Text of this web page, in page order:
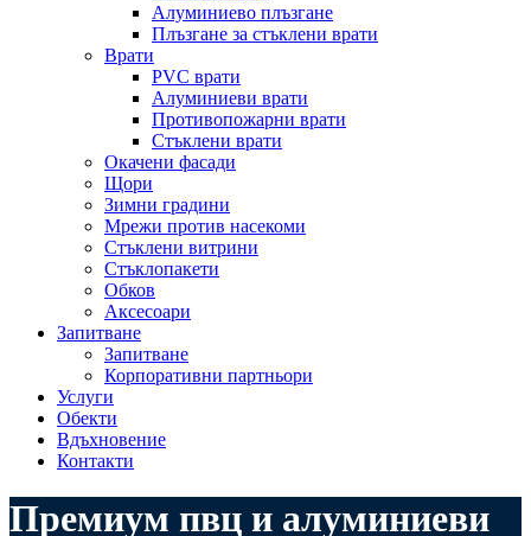
Алуминиево плъзгане
Плъзгане за стъклени врати
Врати
PVC врати
Алуминиеви врати
Противопожарни врати
Стъклени врати
Окачени фасади
Щори
Зимни градини
Мрежи против насекоми
Стъклени витрини
Стъклопакети
Обков
Аксесоари
Запитване
Запитване
Корпоративни партньoри
Услуги
Обекти
Вдъхновение
Контакти
Премиум пвц и алуминиеви